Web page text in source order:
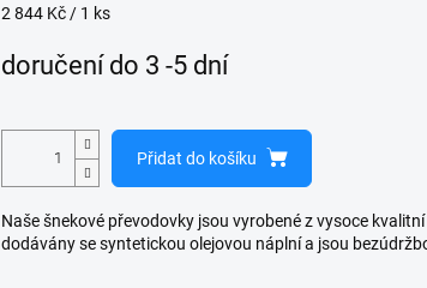
Měrná
2 844 Kč / 1 ks
doručení do 3 -5 dní
Přidat do košíku
Naše šnekové převodovky jsou vyrobené z vysoce
dodávány se syntetickou olejovou náplní a jsou